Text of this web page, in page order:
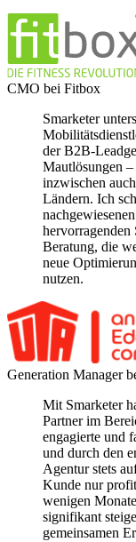
CMO bei Fitbox
Smarketer
der B2B-
Mautlösungen
inzwischen
Ländern. Ich
hervorragenden
Beratung, die
neue
nutzen.
Generation Manager
Mit Smarketer
Partner im
engagierte und
und durch den
Agentur stets
Kunde nur
wenigen
signifikant
gemeinsamen